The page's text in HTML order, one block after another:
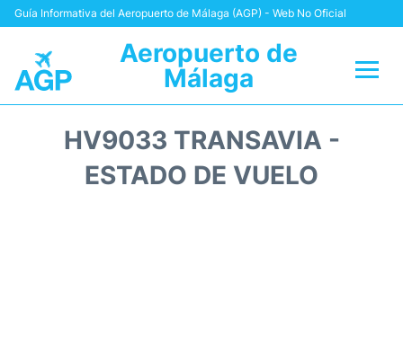
Guía Informativa del Aeropuerto de Málaga (AGP) - Web No Oficial
Aeropuerto de
Málaga
HV9033 TRANSAVIA -
ESTADO DE VUELO